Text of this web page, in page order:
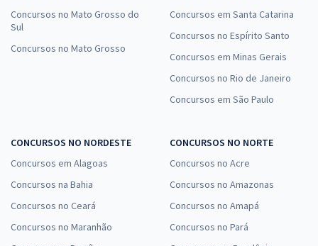
Concursos no Mato Grosso do
Sul
Concursos no Mato Grosso
Concursos em Santa Catarina
Concursos no Espírito Santo
Concursos em Minas Gerais
Concursos no Rio de Janeiro
Concursos em São Paulo
CONCURSOS NO NORDESTE
Concursos em Alagoas
Concursos na Bahia
Concursos no Ceará
Concursos no Maranhão
CONCURSOS NO NORTE
Concursos no Acre
Concursos no Amazonas
Concursos no Amapá
Concursos no Pará